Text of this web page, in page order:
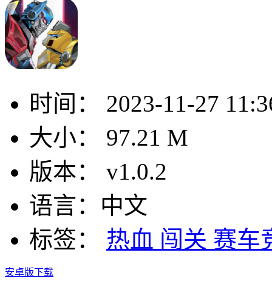
时间：
2023-11-27
大小：
97.21 M
版本：
v1.0.2
语言： 中文
标签：
热血 闯关 赛车
安卓版下载